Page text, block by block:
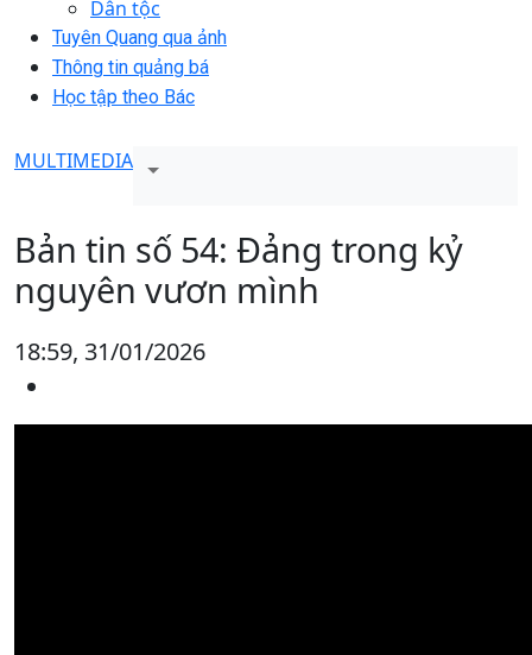
Dân tộc
Tuyên Quang qua ảnh
Thông tin quảng bá
Học tập theo Bác
MULTIMEDIA
Bản tin số 54: Đảng trong kỷ
nguyên vươn mình
18:59, 31/01/2026